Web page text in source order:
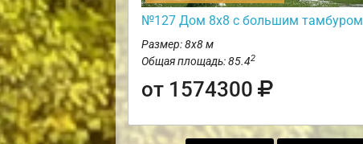
№127 Дом 8х8 с большим тамбуром
Размер: 8х8 м
Общая площадь: 85.42
от 1574300